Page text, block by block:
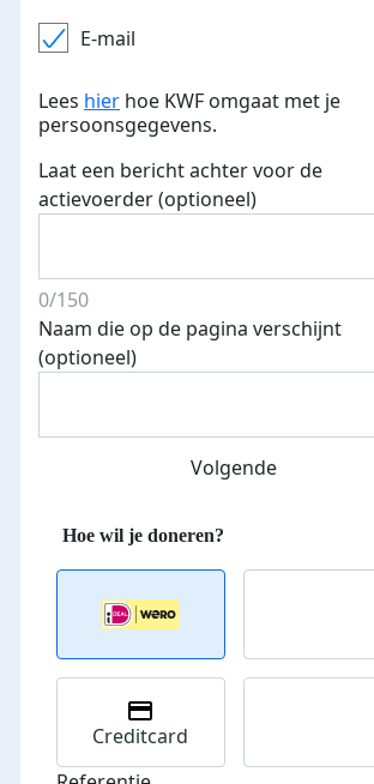
E-mail
Lees hier hoe KWF omgaat met je
persoonsgegevens.
Laat een bericht achter voor de
actievoerder (optioneel)
0/150
Naam die op de pagina verschijnt
(optioneel)
Volgende
Creditcard